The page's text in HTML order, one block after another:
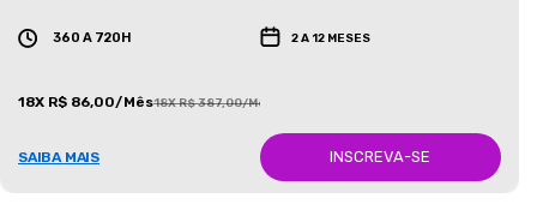
360 A 720H 2 A 12 MESES
18X R$ 86,00/Mês18X R$ 387,00/Mês
SAIBA MAIS INSCREVA-SE